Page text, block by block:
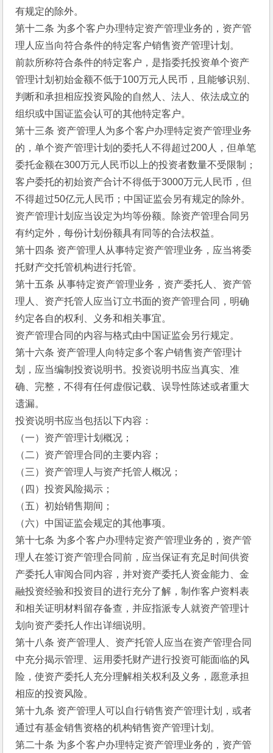
有规定的除外。
第十二条 为多个客户办理特定资产管理业务的，资产管
理人应当向符合条件的特定客户销售资产管理计划。
前款所称符合条件的特定客户，是指委托投资单个资产
管理计划初始金额不低于100万元人民币，且能够识别、
判断和承担相应投资风险的自然人、法人、依法成立的
组织或中国证监会认可的其他特定客户。
第十三条 资产管理人为多个客户办理特定资产管理业务
的，单个资产管理计划的委托人不得超过200人，但单笔
委托金额在300万元人民币以上的投资者数量不受限制；
客户委托的初始资产合计不得低于3000万元人民币，但
不得超过50亿元人民币；中国证监会另有规定的除外。
资产管理计划应当设定为均等份额。除资产管理合同另
有约定外，每份计划份额具有同等的合法权益。
第十四条 资产管理人从事特定资产管理业务，应当将委
托财产交托管机构进行托管。
第十五条 从事特定资产管理业务，资产委托人、资产管
理人、资产托管人应当订立书面的资产管理合同，明确
约定各自的权利、义务和相关事宜。
资产管理合同的内容与格式由中国证监会另行规定。
第十六条 资产管理人向特定多个客户销售资产管理计
划，应当编制投资说明书。投资说明书应当真实、准
确、完整，不得有任何虚假记载、误导性陈述或者重大
遗漏。
投资说明书应当包括以下内容：
（一）资产管理计划概况；
（二）资产管理合同的主要内容；
（三）资产管理人与资产托管人概况；
（四）投资风险揭示；
（五）初始销售期间；
（六）中国证监会规定的其他事项。
第十七条 为多个客户办理特定资产管理业务的，资产管
理人在签订资产管理合同前，应当保证有充足时间供资
产委托人审阅合同内容，并对资产委托人资金能力、金
融投资经验和投资目的进行充分了解，制作客户资料表
和相关证明材料留存备查，并应指派专人就资产管理计
划向资产委托人作出详细说明。
第十八条 资产管理人、资产托管人应当在资产管理合同
中充分揭示管理、运用委托财产进行投资可能面临的风
险，使资产委托人充分理解相关权利及义务，愿意承担
相应的投资风险。
第十九条 资产管理人可以自行销售资产管理计划，或者
通过有基金销售资格的机构销售资产管理计划。
第二十条 为多个客户办理特定资产管理业务的，资产管